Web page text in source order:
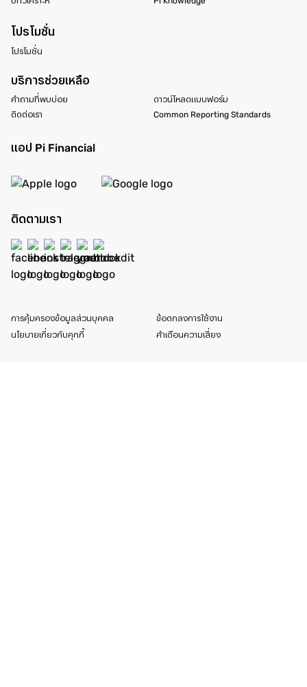
โปรโมชั่น
โปรโมชั่น
บริการช่วยเหลือ
คำถามที่พบบ่อย
ดาวน์โหลดแบบฟอร์ม
ติดต่อเรา
Common Reporting Standards
แอป Pi Financial
ติดตามเรา
การคุ้มครองข้อมูลส่วนบุคคล
ข้อตกลงการใช้งาน
นโยบายเกี่ยวกับคุกกี้
คำเตือนความเสี่ยง